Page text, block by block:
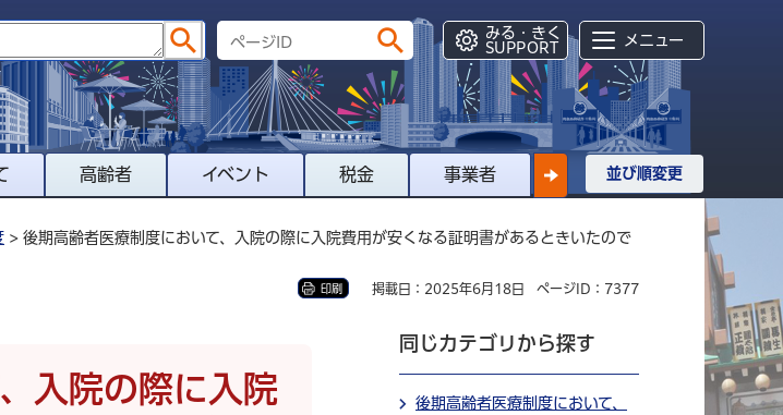
みる・きく
SUPPORT
メニュー
高齢者 イベント 税金 事業者 並び順変更
> 後期高齢者医療制度において、入院の際に入院費用が安くなる証明書があるときいたので
印刷 掲載日：2025年6月18日 ページID：7377
入院の際に入院
同じカテゴリから探す
後期高齢者医療制度において、